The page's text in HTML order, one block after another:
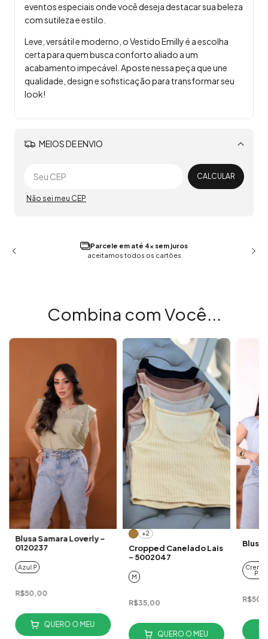
eventos especiais onde você deseja destacar sua beleza
com sutileza e estilo.
Leve, versátil e moderno, o Vestido Emilly é a escolha
certa para quem busca conforto aliado a um
acabamento impecável. Aposte nessa peça que une
qualidade, design e sofisticação para transformar seu
look!
MEIOS DE ENVIO
Alterar CEP
CALCULAR
Não sei meu CEP
Parcele em até 4x sem juros
aceitamos todos os cartões
Combina com Você...
Blusa Samara Loverly -
0120237
Azul P
R$50,00
QUERO O MEU
+2
Cropped Canelado Lais
- 5002047
M
R$35,00
QUERO O MEU
Blusa
Creme
P